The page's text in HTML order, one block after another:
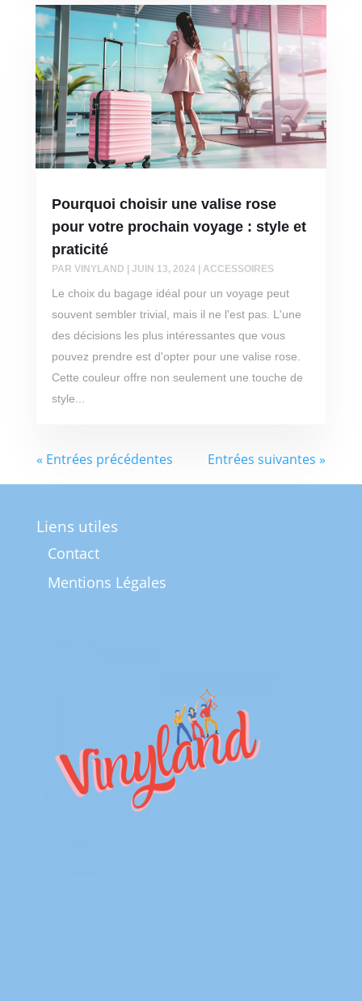
Pourquoi choisir une valise rose
pour votre prochain voyage : style et
praticité
PAR VINYLAND | JUIN 13, 2024| ACCESSOIRES
Le choix du bagage idéal pour un voyage peut
souvent sembler trivial, mais il ne l'est pas. L'une
des décisions les plus intéressantes que vous
pouvez prendre est d'opter pour une valise rose.
Cette couleur offre non seulement une touche de
style...
« Entrées précédentes Entrées suivantes »
Liens utiles
Contact
Mentions Légales